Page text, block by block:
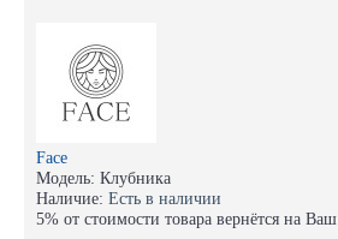
Face
Модель: Клубника
Наличие: Есть в наличии
5% от стоимости товара вернётся на Ваш